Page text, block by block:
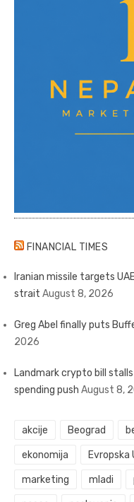
FINANCIAL TIMES
Iranian missile targets
strait August 8, 2026
Greg Abel finally puts
2026
Landmark crypto bill
spending push August 8,
akcije Beograd
ekonomija Evropska
marketing mladi